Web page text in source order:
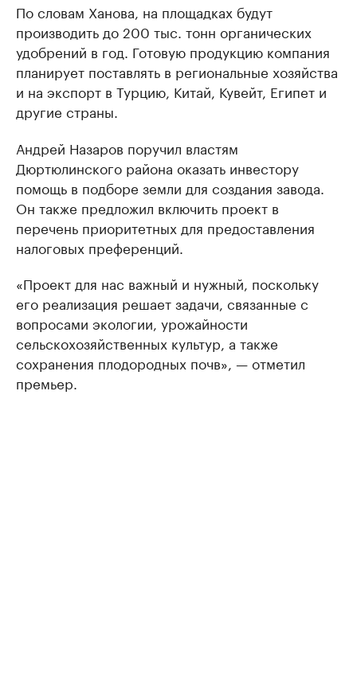
По словам Ханова, на площадках будут
производить до 200 тыс. тонн органических
удобрений в год. Готовую продукцию компания
планирует поставлять в региональные хозяйства
и на экспорт в Турцию, Китай, Кувейт, Египет и
другие страны.
Андрей Назаров поручил властям
Дюртюлинского района оказать инвестору
помощь в подборе земли для создания завода.
Он также предложил включить проект в
перечень приоритетных для предоставления
налоговых преференций.
«Проект для нас важный и нужный, поскольку
его реализация решает задачи, связанные с
вопросами экологии, урожайности
сельскохозяйственных культур, а также
сохранения плодородных почв», — отметил
премьер.